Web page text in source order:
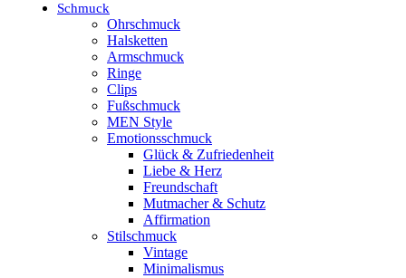
Schmuck
Ohrschmuck
Halsketten
Armschmuck
Ringe
Clips
Fußschmuck
MEN Style
Emotionsschmuck
Glück & Zufriedenheit
Liebe & Herz
Freundschaft
Mutmacher & Schutz
Affirmation
Stilschmuck
Vintage
Minimalismus